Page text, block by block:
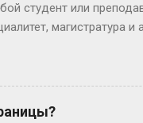
студент или
магистратура и
себе обычного парня,
четыре курса: первый
прямая с